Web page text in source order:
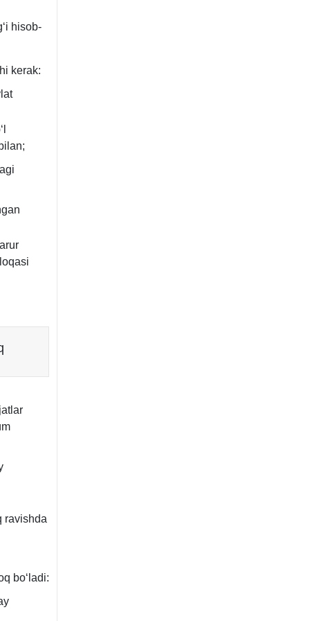
hisob-
kerak:
ravishda
boʻladi: